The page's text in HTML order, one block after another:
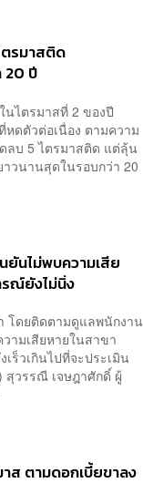
รมาสติด
20 ปี
นไตรมาสที่ 2 ของปี
หดตัวต่อเนื่อง ตามความ
ลบ 5 ไตรมาสติด แต่ลุ้น
วนานสุดในรอบกว่า 20
นไม่พบความเสีย
รณ์ยังไม่นิ่ง
โดยติดตามดูแลพนักงาน
ามเสียหายในสาขา
ร็วเกินไปที่จะประเมิน
วรรณี เจษฎาศักดิ์ ผู้
ส ตามดอกเบี้ยขาลง